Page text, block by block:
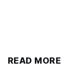
READ MORE